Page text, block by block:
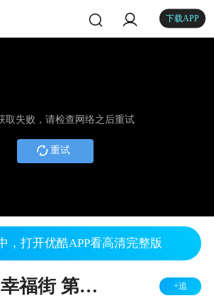
下载APP
取失败，请检查网络之后重试
重试
，打开优酷APP看高清完整版
幸福街 第一季 +追